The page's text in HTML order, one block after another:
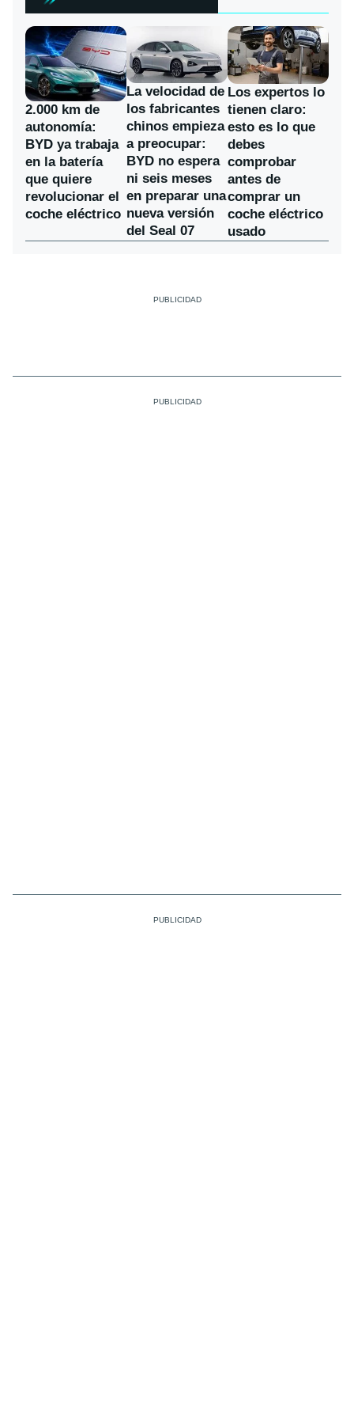
2.000 km de
autonomía:
BYD ya trabaja
en la batería
que quiere
revolucionar el
coche eléctrico
La velocidad de
los fabricantes
chinos empieza
a preocupar:
BYD no espera
ni seis meses
en preparar una
nueva versión
del Seal 07
Los expertos lo
tienen claro:
esto es lo que
debes
comprobar
antes de
comprar un
coche eléctrico
usado